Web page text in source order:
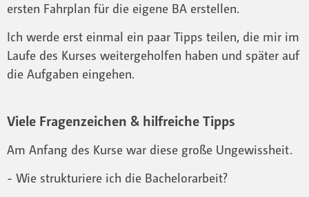
ersten Fahrplan für die eigene BA erstellen.
Ich werde erst einmal ein paar Tipps teilen, die mir im
Laufe des Kurses weitergeholfen haben und später auf
die Aufgaben eingehen.
Viele Fragenzeichen & hilfreiche Tipps
Am Anfang des Kurse war diese große Ungewissheit.
- Wie strukturiere ich die Bachelorarbeit?